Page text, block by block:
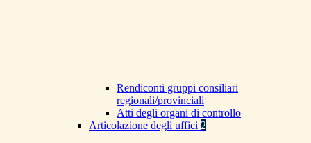
Rendiconti gruppi consiliari
regionali/provinciali
Atti degli organi di controllo
Articolazione degli uffici 2